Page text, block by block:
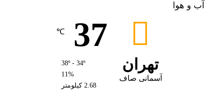
آب و هوا
تهران
آسمانی صاف
37
℃
38º - 34º
11%
2.68 کیلومتر